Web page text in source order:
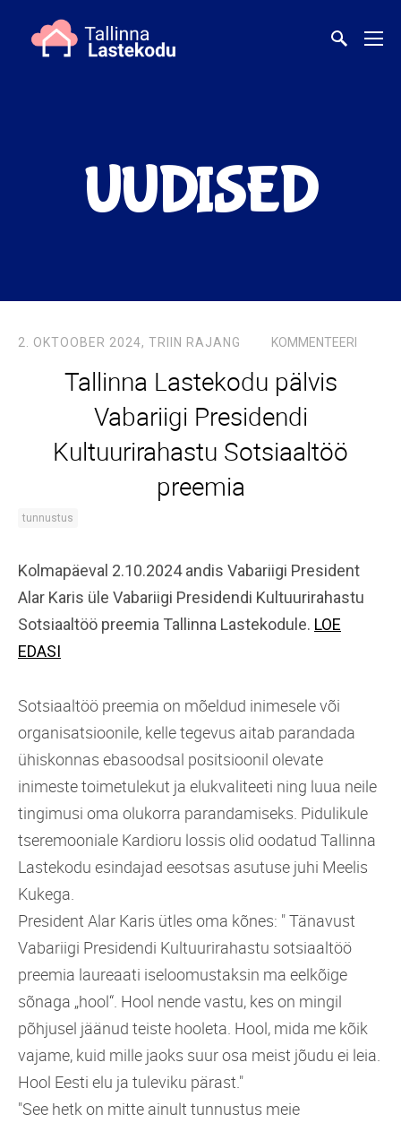
UUDISED
2. OKTOOBER 2024, TRIIN RAJANG KOMMENTEERI
Tallinna Lastekodu pälvis
Vabariigi Presidendi
Kultuurirahastu Sotsiaaltöö
preemia
tunnustus
Kolmapäeval 2.10.2024 andis Vabariigi President
Alar Karis üle Vabariigi Presidendi Kultuurirahastu
Sotsiaaltöö preemia Tallinna Lastekodule. LOE
EDASI
Sotsiaaltöö preemia on mõeldud inimesele või
organisatsioonile, kelle tegevus aitab parandada
ühiskonnas ebasoodsal positsioonil olevate
inimeste toimetulekut ja elukvaliteeti ning luua neile
tingimusi oma olukorra parandamiseks. Pidulikule
tseremooniale Kardioru lossis olid oodatud Tallinna
Lastekodu esindajad eesotsas asutuse juhi Meelis
Kukega.
President Alar Karis ütles oma kõnes: " Tänavust
Vabariigi Presidendi Kultuurirahastu sotsiaaltöö
preemia laureaati iseloomustaksin ma eelkõige
sõnaga „hool“. Hool nende vastu, kes on mingil
põhjusel jäänud teiste hooleta. Hool, mida me kõik
vajame, kuid mille jaoks suur osa meist jõudu ei leia.
Hool Eesti elu ja tuleviku pärast."
"See hetk on mitte ainult tunnustus meie